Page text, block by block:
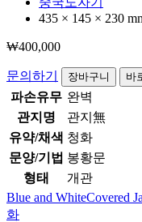
435 × 145 × 230
₩400,000
청
화
문
개
수
량
문의하기 장바구니 바
파손유무 완벽
관지명
관지無
유약/채색 청화
문양/기법 봉황문
형태
개관
Blue and WhiteCovered
화